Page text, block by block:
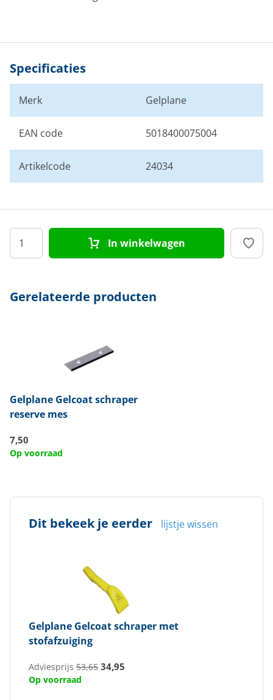
Specificaties
Merk Gelplane
EAN code 5018400075004
Artikelcode 24034
In winkelwagen
Gerelateerde producten
Gelplane Gelcoat schraper
reserve mes
7,50
Op voorraad
Dit bekeek je eerder lijstje wissen
Gelplane Gelcoat schraper met
stofafzuiging
Adviesprijs 53,65 34,95
Op voorraad